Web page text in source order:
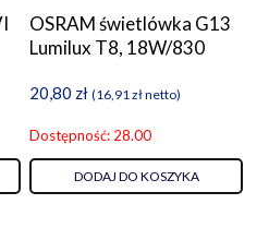
OSRAM świetlówka G13
Lumilux T8, 18W/830
20,80 zł (16,91 złnetto)
Dostępność: 28.00
DODAJ DO KOSZYKA